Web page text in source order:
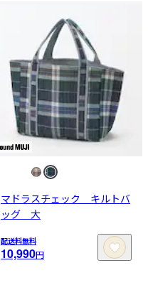
マドラスチェック キルトバ
ッグ 大
配送料無料
10,990円